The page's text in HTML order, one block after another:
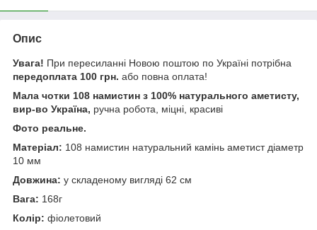
Опис
Увага! При пересиланні Новою поштою по Україні потрібна
передоплата 100 грн. або повна оплата!
Мала чотки 108 намистин з 100% натурального аметисту,
вир-во Україна, ручна робота, міцні, красиві
Фото реальне.
Матеріал: 108 намистин натуральний камінь аметист діаметр
10 мм
Довжина: у складеному вигляді 62 см
Вага: 168г
Колір: фіолетовий